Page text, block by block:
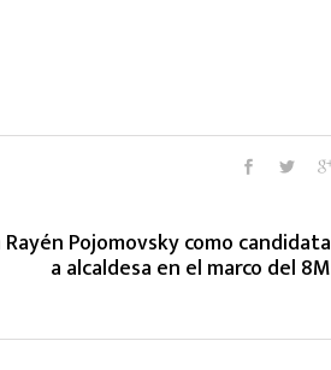
Pojomovsky como candidata
a alcaldesa en el marco del 8M